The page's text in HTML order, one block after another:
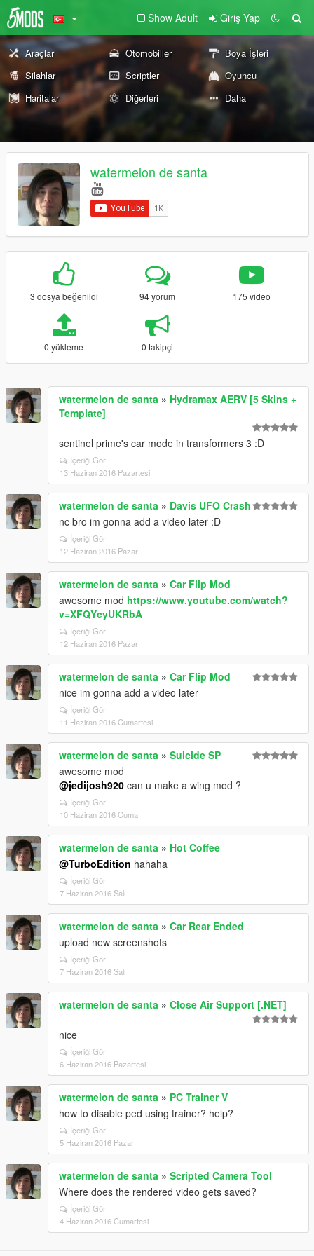
Show Adult Giriş Yap
Araçlar Otomobiller
Boya İşleri
Silahlar
Scriptler
Oyuncu
Haritalar
Diğerleri Daha
watermelon de santa
3 dosya beğenildi 94 yorum 175 video
0 yükleme 0 takipçi
watermelon de santa » Hydramax AERV [5 Skins +
Template]
sentinel prime's car mode in transformers 3 :D
İçeriği Gör
13 Haziran 2016 Pazartesi
watermelon de santa » Davis UFO Crash
nc bro im gonna add a video later :D
İçeriği Gör
12 Haziran 2016 Pazar
watermelon de santa » Car Flip Mod
awesome mod https://www.youtube.com/watch?
v=XFQYcyUKRbA
İçeriği Gör
12 Haziran 2016 Pazar
watermelon de santa » Car Flip Mod
nice im gonna add a video later
İçeriği Gör
11 Haziran 2016 Cumartesi
watermelon de santa » Suicide SP
awesome mod
@jedijosh920 can u make a wing mod ?
İçeriği Gör
10 Haziran 2016 Cuma
watermelon de santa » Hot Coffee
@TurboEdition hahaha
İçeriği Gör
7 Haziran 2016 Salı
watermelon de santa » Car Rear Ended
upload new screenshots
İçeriği Gör
7 Haziran 2016 Salı
watermelon de santa » Close Air Support [.NET]
nice
İçeriği Gör
6 Haziran 2016 Pazartesi
watermelon de santa » PC Trainer V
how to disable ped using trainer? help?
İçeriği Gör
5 Haziran 2016 Pazar
watermelon de santa » Scripted Camera Tool
Where does the rendered video gets saved?
İçeriği Gör
4 Haziran 2016 Cumartesi